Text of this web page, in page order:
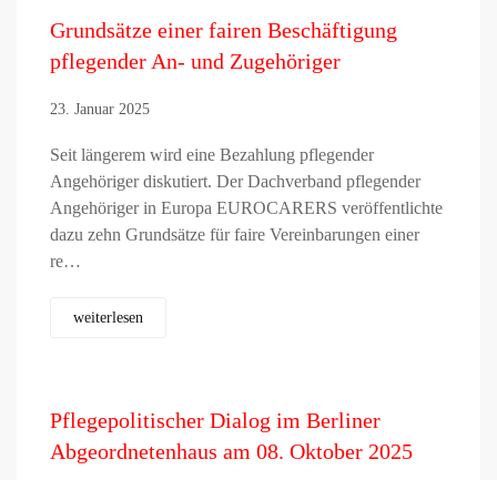
Grundsätze einer fairen Beschäftigung
pflegender An- und Zugehöriger
23. Januar 2025
Seit längerem wird eine Bezahlung pflegender
Angehöriger diskutiert. Der Dachverband pflegender
Angehöriger in Europa EUROCARERS veröffentlichte
dazu zehn Grundsätze für faire Vereinbarungen einer
re…
weiterlesen
Pflegepolitischer Dialog im Berliner
Abgeordnetenhaus am 08. Oktober 2025